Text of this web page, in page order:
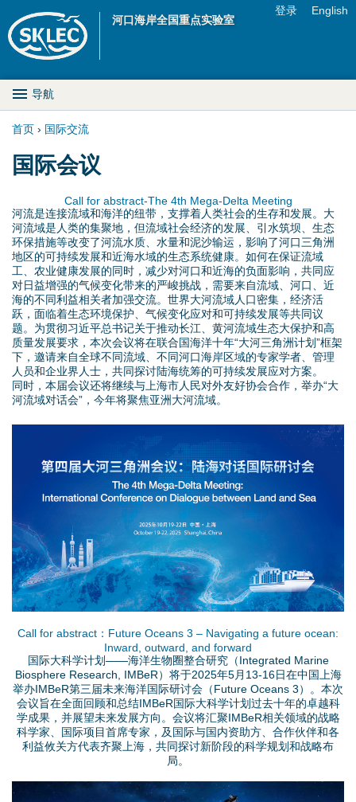
河口海岸全国重点实验室
e
n
u
登录 English
M
a
D
r
o
p
d
o
w
e
n
u
导航
你
这
里
首页 › 国际交流
国际会议
Call for abstract-The 4th Mega-Delta Meeting
河流是连接流域和海洋的纽带，支撑着人类社会的生存和发展。大
河流域是人类的集聚地，但流域社会经济的发展、引水筑坝、生态
环保措施等改变了河流水质、水量和泥沙输运，影响了河口三角洲
地区的可持续发展和近海水域的生态系统健康。如何在保证流域
工、农业健康发展的同时，减少对河口和近海的负面影响，共同应
对日益增强的气候变化带来的严峻挑战，需要来自流域、河口、近
海的不同利益相关者加强交流。世界大河流域人口密集，经济活
跃，面临着生态环境保护、气候变化应对和可持续发展等共同议
题。为贯彻习近平总书记关于推动长江、黄河流域生态大保护和高
质量发展要求，本次会议将在联合国海洋十年“大河三角洲计划”框架
下，邀请来自全球不同流域、不同河口海岸区域的专家学者、管理
人员和企业界人士，共同探讨陆海统筹的可持续发展应对方案。
同时，本届会议还将继续与上海市人民对外友好协会合作，举办“大
河流域对话会”，今年将聚焦亚洲大河流域。
觉
-
2
0
5
0
1
Call for abstract：Future Oceans 3 – Navigating a future ocean:
Inward, outward, and forward
国际大科学计划——海洋生物圈整合研究（Integrated Marine
Biosphere Research, IMBeR）将于2025年5月13-16日在中国上海
举办IMBeR第三届未来海洋国际研讨会（Future Oceans 3）。本次
会议旨在全面回顾和总结IMBeR国际大科学计划过去十年的卓越科
学成果，并展望未来发展方向。会议将汇聚IMBeR相关领域的战略
科学家、国际项目首席专家，及国际与国内资助方、合作伙伴和各
利益攸关方代表齐聚上海，共同探讨新阶段的科学规划和战略布
局。